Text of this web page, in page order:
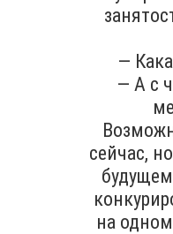
—
— А с
сейчас,
на